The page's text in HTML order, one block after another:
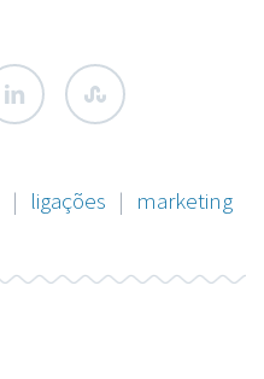
| ligações | marketing